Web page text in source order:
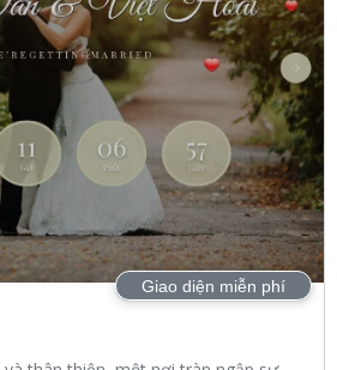
Giao diện miễn phí